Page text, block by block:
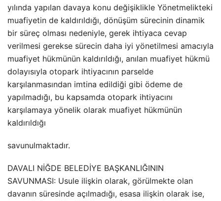
yılında yapılan davaya konu değişiklikle Yönetmelikteki
muafiyetin de kaldırıldığı, dönüşüm sürecinin dinamik
bir süreç olması nedeniyle, gerek ihtiyaca cevap
verilmesi gerekse sürecin daha iyi yönetilmesi amacıyla
muafiyet hükmünün kaldırıldığı, anılan muafiyet hükmü
dolayısıyla otopark ihtiyacının parselde
karşılanmasından imtina edildiği gibi ödeme de
yapılmadığı, bu kapsamda otopark ihtiyacını
karşılamaya yönelik olarak muafiyet hükmünün
kaldırıldığı
savunulmaktadır.
DAVALI NİĞDE BELEDİYE BAŞKANLIĞININ
SAVUNMASI: Usule ilişkin olarak, görülmekte olan
davanın süresinde açılmadığı, esasa ilişkin olarak ise,